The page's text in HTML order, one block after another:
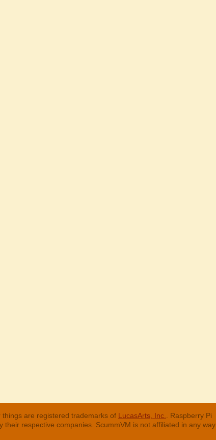
are registered trademarks of LucasArts, Inc.
. Raspberry Pi
respective companies. ScummVM is not affiliated in any way